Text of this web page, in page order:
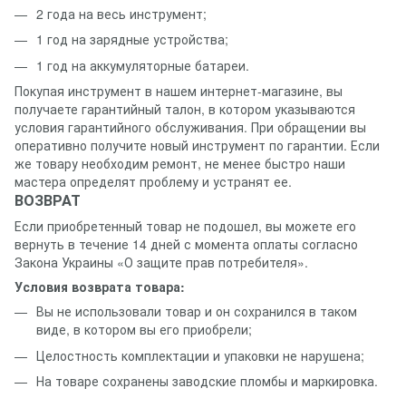
2 года на весь инструмент;
1 год на зарядные устройства;
1 год на аккумуляторные батареи.
Покупая инструмент в нашем интернет-магазине, вы
получаете гарантийный талон, в котором указываются
условия гарантийного обслуживания. При обращении вы
оперативно получите новый инструмент по гарантии. Если
же товару необходим ремонт, не менее быстро наши
мастера определят проблему и устранят ее.
ВОЗВРАТ
Если приобретенный товар не подошел, вы можете его
вернуть в течение 14 дней с момента оплаты согласно
Закона Украины «О защите прав потребителя».
Условия возврата товара:
Вы не использовали товар и он сохранился в таком
виде, в котором вы его приобрели;
Целостность комплектации и упаковки не нарушена;
На товаре сохранены заводские пломбы и маркировка.